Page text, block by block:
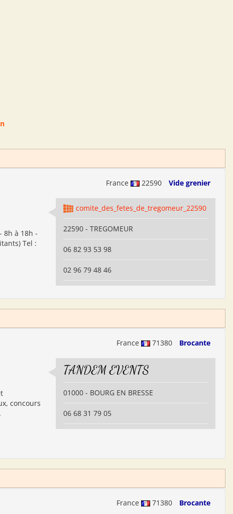
France 22590 Vide grenier
8h à 18h -
Tel :
comite_des_fetes_de_tregomeur_22590
22590 - TREGOMEUR
06 82 93 53 98
02 96 79 48 46
France 71380 Brocante
concours
TANDEM EVENTS
01000 - BOURG EN BRESSE
06 68 31 79 05
France 71380 Brocante